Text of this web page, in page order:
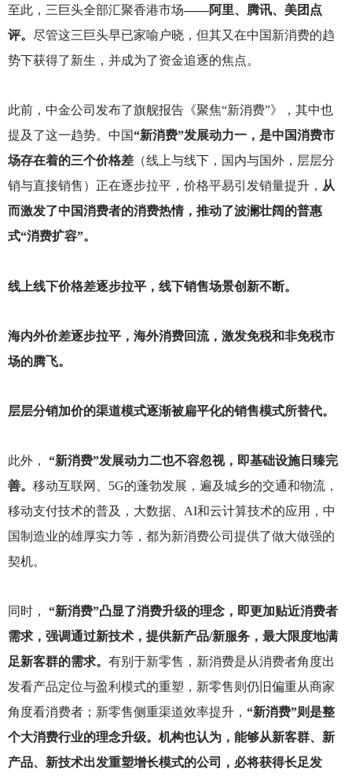
至此，三巨头全部汇聚香港市场——阿里、腾讯、美团点
评。 尽管这三巨头早已家喻户晓，但其又在中国新消费的趋
势下获得了新生，并成为了资金追逐的焦点。
此前，中金公司发布了旗舰报告《聚焦“新消费”》，其中也
提及了这一趋势。中国“新消费”发展动力一，是中国消费市
场存在着的三个价格差（线上与线下，国内与国外，层层分
销与直接销售）正在逐步拉平，价格平易引发销量提升， 从
而激发了中国消费者的消费热情，推动了波澜壮阔的普惠
式“消费扩容”。
线上线下价格差逐步拉平，线下销售场景创新不断。
海内外价差逐步拉平，海外消费回流，激发免税和非免税市
场的腾飞。
层层分销加价的渠道模式逐渐被扁平化的销售模式所替代。
此外，
“新消费”发展动力二也不容忽视，即基础设施日臻完
善。 移动互联网、5G的蓬勃发展，遍及城乡的交通和物流，
移动支付技术的普及，大数据、AI和云计算技术的应用，中
国制造业的雄厚实力等，都为新消费公司提供了做大做强的
契机。
同时， “新消费”凸显了消费升级的理念，即更加贴近消费者
需求，强调通过新技术，提供新产品/新服务，最大限度地满
足新客群的需求。 有别于新零售，新消费是从消费者角度出
发看产品定位与盈利模式的重塑，新零售则仍旧偏重从商家
角度看消费者；新零售侧重渠道效率提升， “新消费”则是整
个大消费行业的理念升级。机构也认为，能够从新客群、新
产品、新技术出发重塑增长模式的公司，必将获得长足发